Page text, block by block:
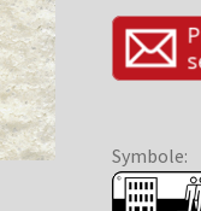
Symbole: